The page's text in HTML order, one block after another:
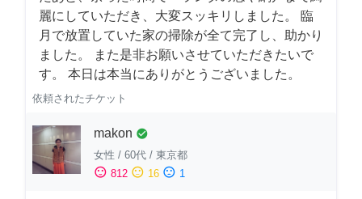
麗にしていただき、大変スッキリしました。 臨
月で放置していた家の掃除が全て完了し、助かり
ました。 また是非お願いさせていただきたいで
す。 本日は本当にありがとうございました。
依頼されたチケット
makon check_circle
女性 / 60代 / 東京都
sentiment_satisfied 812 sentiment_neutral 16 sentiment_dissatisfied 1